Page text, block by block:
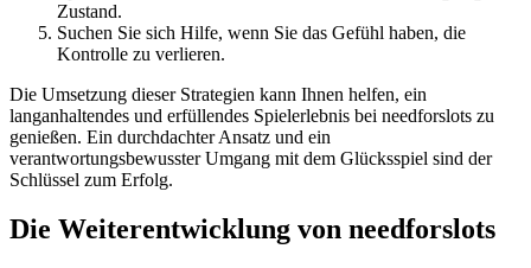
Zustand.
Suchen Sie sich Hilfe, wenn Sie das Gefühl haben, die
Kontrolle zu verlieren.
Die Umsetzung dieser Strategien kann Ihnen helfen, ein
langanhaltendes und erfüllendes Spielerlebnis bei needforslots zu
genießen. Ein durchdachter Ansatz und ein
verantwortungsbewusster Umgang mit dem Glücksspiel sind der
Schlüssel zum Erfolg.
Die Weiterentwicklung von needforslots